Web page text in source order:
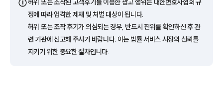
주요 업무사례
사례분석/최신동향
법률정보
법률지식인
고객후기
⚠️허위 또는 조작된 고객후기를 이용한 광고 행위는 대한변호사협회 규
정에 따라 엄격한 제재 및 처벌 대상이 됩니다.
허위 또는 조작 후기가 의심되는 경우, 반드시 진위를 확인하신 후 관
련 기관에 신고해 주시기 바랍니다. 이는 법률 서비스 시장의 신뢰를
지키기 위한 중요한 절차입니다.